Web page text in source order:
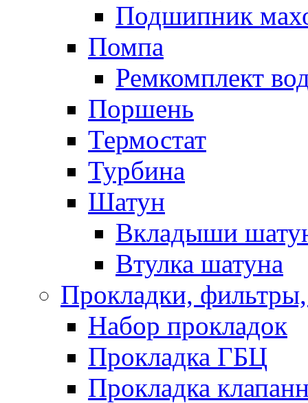
Подшипник
Помпа
Ремкомплект
Поршень
Термостат
Турбина
Шатун
Вкладыши
Втулка шатуна
Прокладки,
Набор прокладок
Прокладка ГБЦ
Прокладка